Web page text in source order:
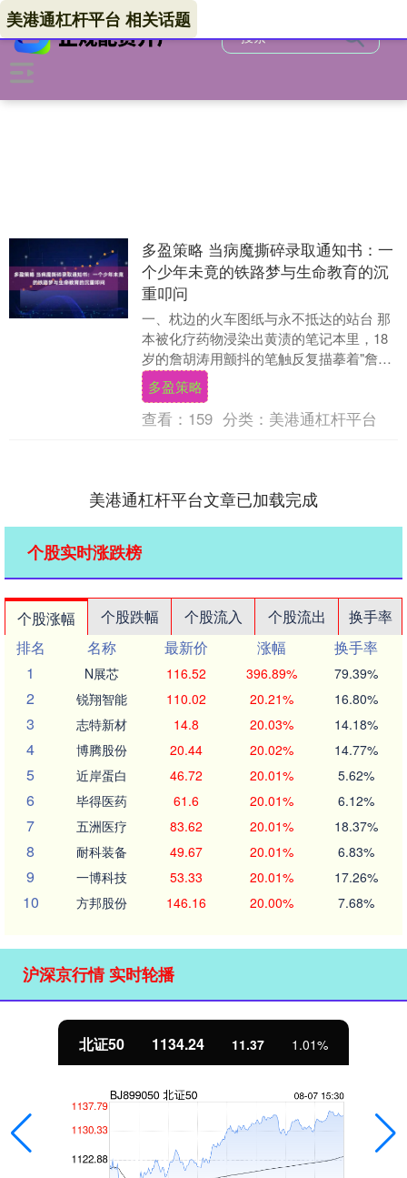
美港通杠杆平台 相关话题
多盈策略 当病魔撕碎录取通知书：一
个少年未竟的铁路梦与生命教育的沉
重叩问
一、枕边的火车图纸与永不抵达的站台 那
本被化疗药物浸染出黄渍的笔记本里，18
岁的詹胡涛用颤抖的笔触反复描摹着"詹天
佑号"火车头。车身上"目标：大连"四个
字，随着....
多盈策略
查看： 159 分类： 美港通杠杆平台
美港通杠杆平台文章已加载完成
个股实时涨跌榜
个股涨幅 个股跌幅 个股流入 个股流出
换手率
排名
名称 最新价 涨幅
换手率
1
N展芯 116.52 396.89% 79.39%
2 锐翔智能 110.02 20.21% 16.80%
3 志特新材 14.8 20.03% 14.18%
4 博腾股份 20.44 20.02% 14.77%
5 近岸蛋白 46.72 20.01% 5.62%
6 毕得医药 61.6 20.01% 6.12%
7 五洲医疗 83.62 20.01% 18.37%
8 耐科装备 49.67 20.01% 6.83%
9 一博科技 53.33 20.01% 17.26%
10 方邦股份 146.16 20.00% 7.68%
沪深京行情 实时轮播
北证50 1134.24 11.37 1.01%